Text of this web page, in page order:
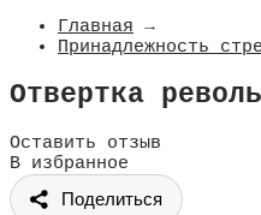
Главная →
Принадлежность
Отвертка
Оставить отзыв
В избранное
Поделиться